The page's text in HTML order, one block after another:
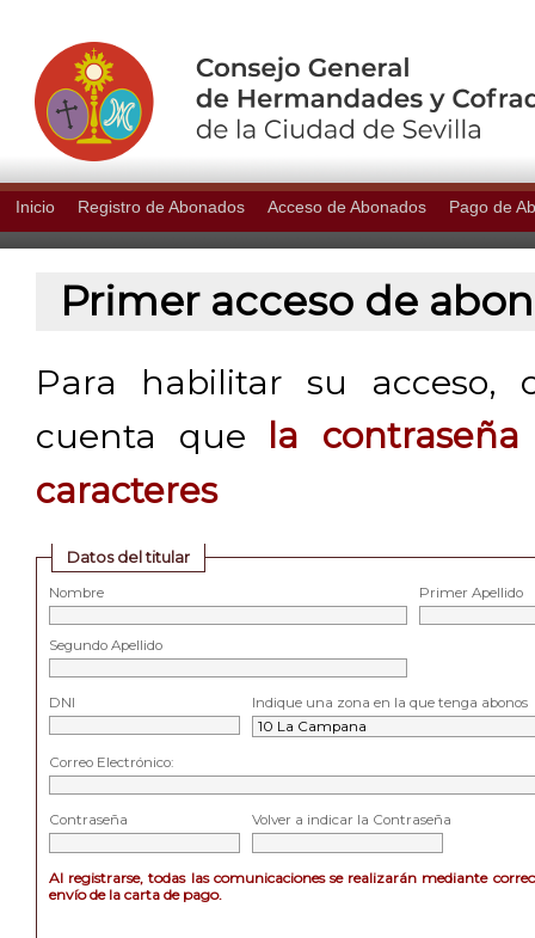
Inicio Registro de Abonados Acceso de Abonados Pago de
Primer acceso de
Para habilitar su acceso,
cuenta que
la
caracteres
Datos del titular
Nombre Primer Apellido
Segundo Apellido
DNI Indique una zona en la que tenga abonos
Correo Electrónico:
Contraseña Volver a indicar la Contraseña
Al registrarse, todas las comunicaciones se realizarán mediante
envío de la carta de pago.